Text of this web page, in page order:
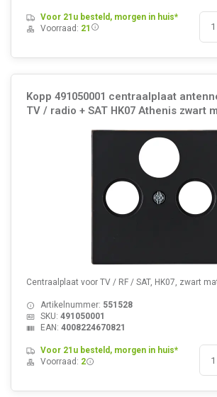
Voor 21u besteld, morgen in huis*
Voorraad: 21
Kopp 491050001 centraalplaat
TV / radio + SAT HK07 Athenis zwart
Centraalplaat voor TV / RF / SAT, HK07, zwart
Artikelnummer: 551528
SKU: 491050001
EAN: 4008224670821
Voor 21u besteld, morgen in huis*
Voorraad: 2